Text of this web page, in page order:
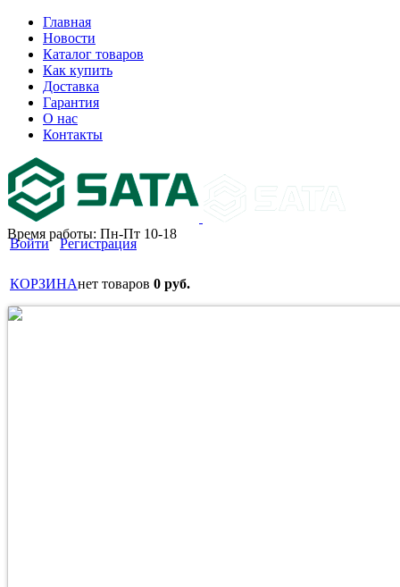
Главная
Новости
Каталог товаров
Как купить
Доставка
Гарантия
О нас
Контакты
Время работы: Пн-Пт 10-18
Войти Регистрация
КОРЗИНАнет товаров 0 руб.